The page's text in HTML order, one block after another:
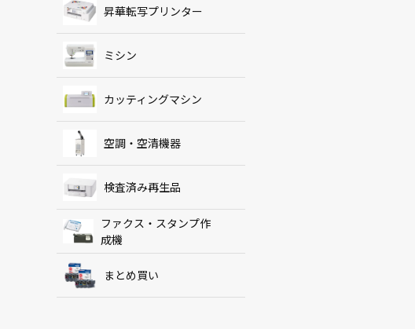
昇華転写プリンター
ミシン
カッティングマシン
空調・空清機器
検査済み再生品
ファクス・スタンプ作
成機
まとめ買い